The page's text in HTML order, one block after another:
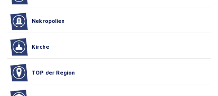
Nekropolien
Kirche
TOP der Region